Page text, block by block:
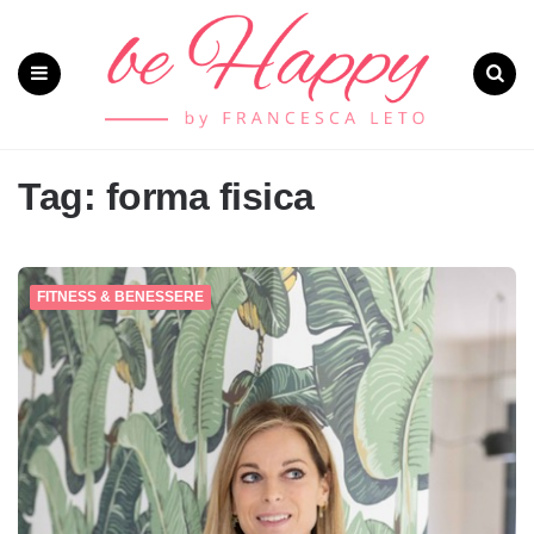
Tag: forma fisica
FITNESS & BENESSERE